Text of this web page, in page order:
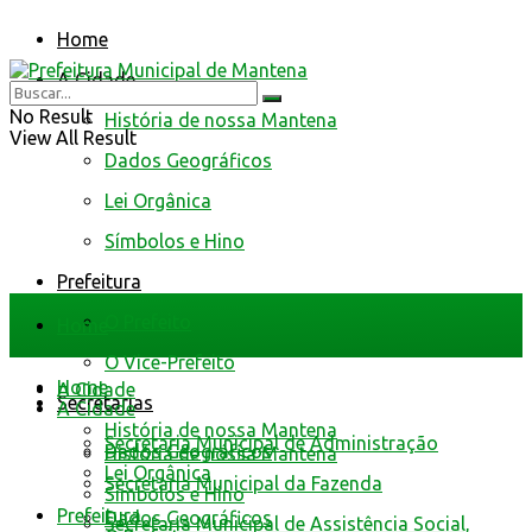
Home
A Cidade
História de nossa Mantena
Dados Geográficos
Lei Orgânica
Símbolos e Hino
Prefeitura
O Vice-Prefeito
Secretarias
Secretaria Municipal de Administração
Secretaria Municipal da Fazenda
Secretaria Municipal de Assistência Social,
No Result
View All Result
Home
A Cidade
História de nossa Mantena
Dados Geográficos
Home
A Cidade
História de nossa Mantena
Dados Geográficos
Lei Orgânica
Símbolos e Hino
Prefeitura